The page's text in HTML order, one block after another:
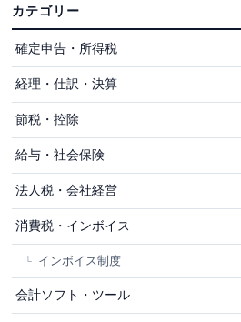
カテゴリー
確定申告・所得税
経理・仕訳・決算
節税・控除
給与・社会保険
法人税・会社経営
消費税・インボイス
インボイス制度
会計ソフト・ツール